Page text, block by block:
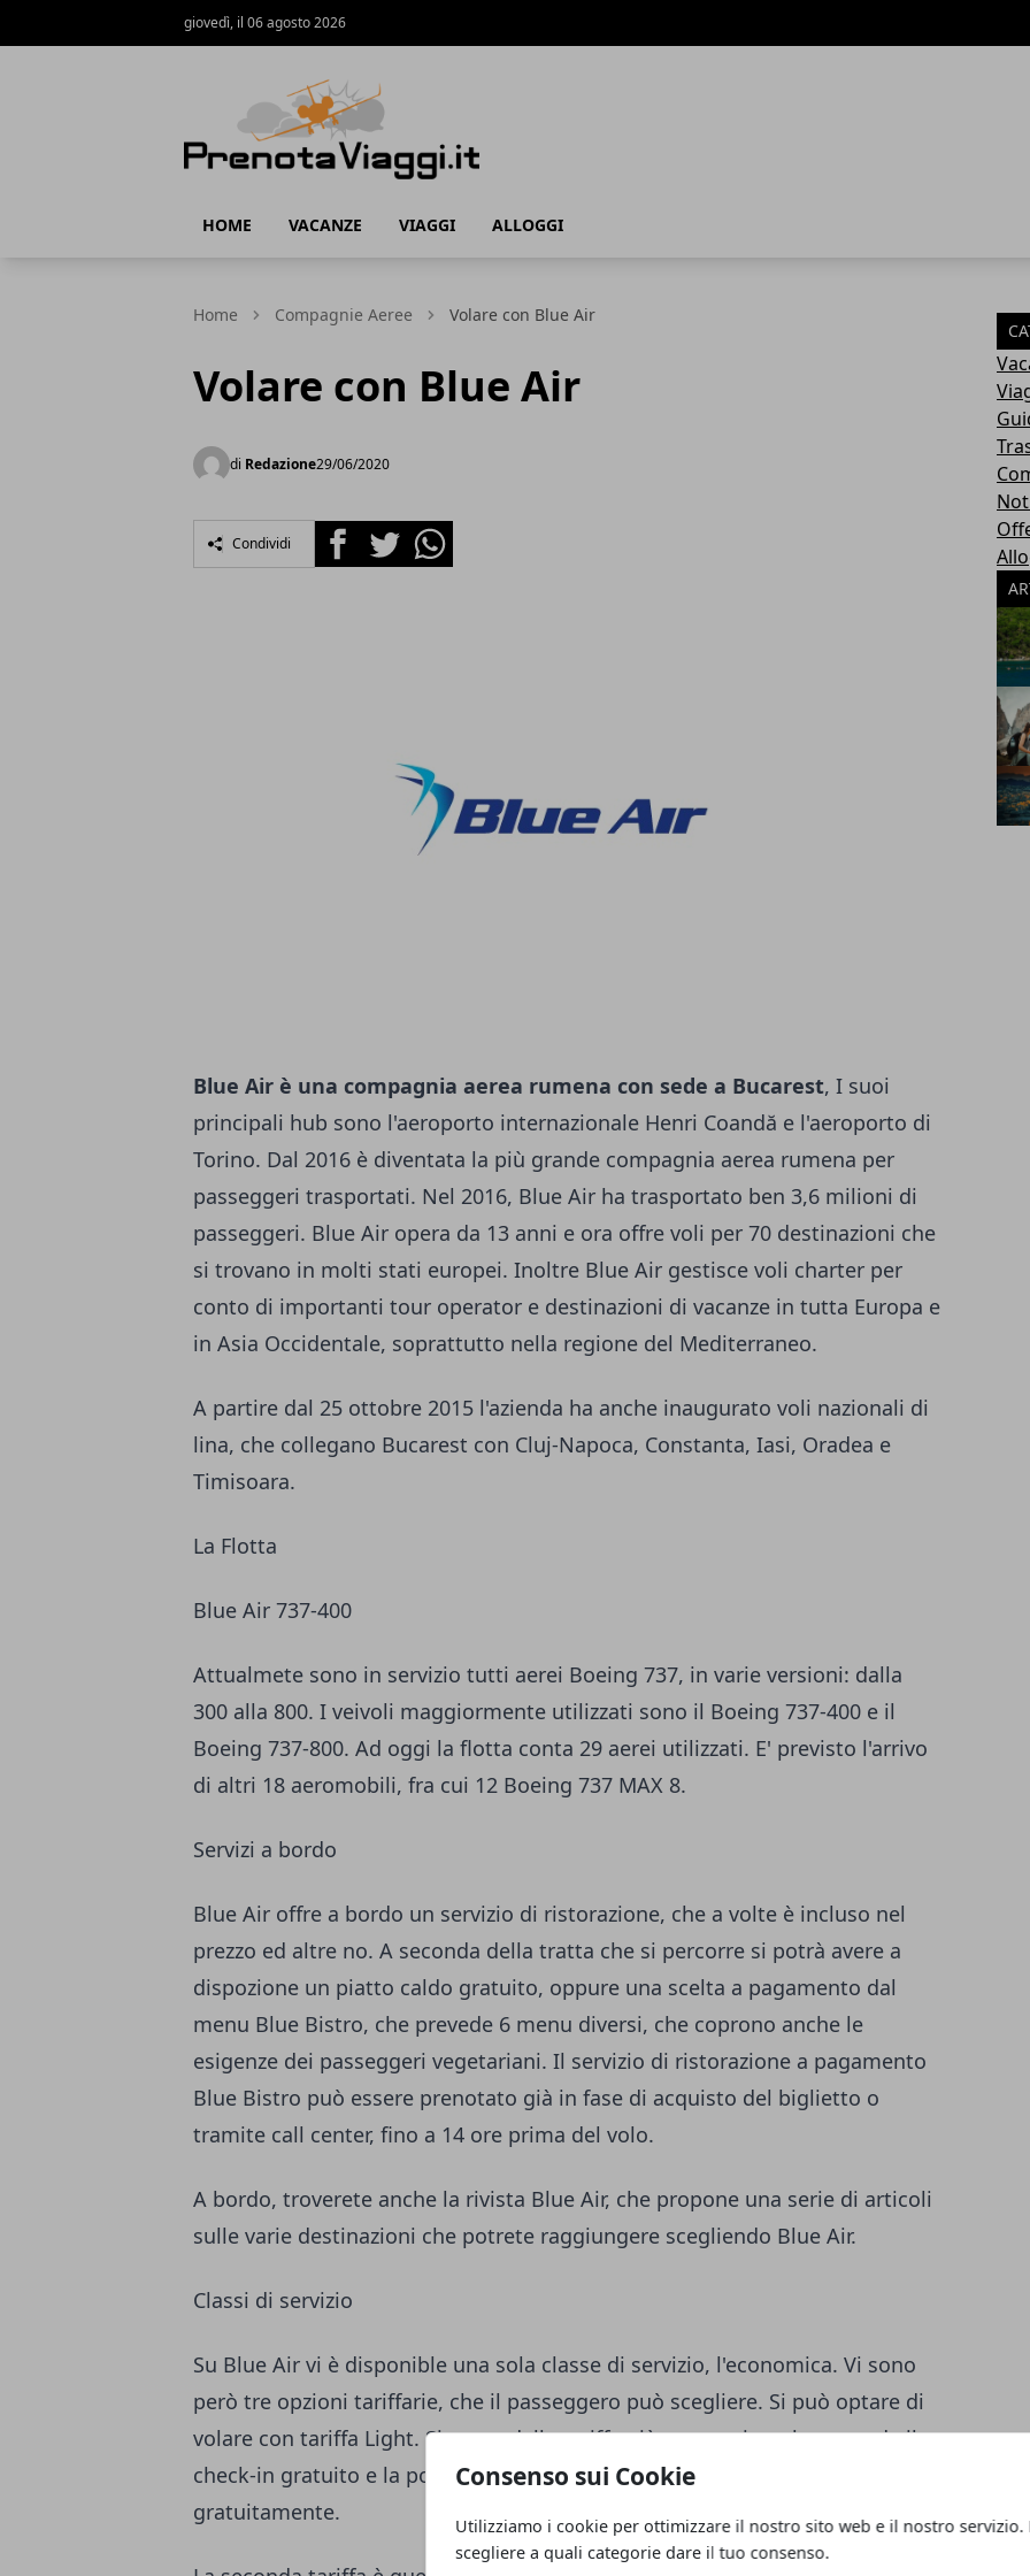
Consenso sui Cookie
Utilizziamo i cookie per ottimizzare il nostro sito web e il nostro servizio.
scegliere a quali categorie dare il tuo consenso.
giovedì, il 06 agosto 2026
HOME VACANZE VIAGGI ALLOGGI
Home Compagnie Aeree Volare con Blue Air
Volare con Blue Air
di Redazione29/06/2020
Condividi FacebookTwitterWhatsapp
Blue Air è una compagnia aerea rumena con sede a Bucarest, I suoi
principali hub sono l'aeroporto internazionale Henri Coandă e l'aeroporto di
Torino. Dal 2016 è diventata la più grande compagnia aerea rumena per
passeggeri trasportati. Nel 2016, Blue Air ha trasportato ben 3,6 milioni di
passeggeri. Blue Air opera da 13 anni e ora offre voli per 70 destinazioni che
si trovano in molti stati europei. Inoltre Blue Air gestisce voli charter per
conto di importanti tour operator e destinazioni di vacanze in tutta Europa e
in Asia Occidentale, soprattutto nella regione del Mediterraneo.
A partire dal 25 ottobre 2015 l'azienda ha anche inaugurato voli nazionali di
lina, che collegano Bucarest con Cluj-Napoca, Constanta, Iasi, Oradea e
Timisoara.
La Flotta
Blue Air 737-400
Attualmete sono in servizio tutti aerei Boeing 737, in varie versioni: dalla
300 alla 800. I veivoli maggiormente utilizzati sono il Boeing 737-400 e il
Boeing 737-800. Ad oggi la flotta conta 29 aerei utilizzati. E' previsto l'arrivo
di altri 18 aeromobili, fra cui 12 Boeing 737 MAX 8.
Servizi a bordo
Blue Air offre a bordo un servizio di ristorazione, che a volte è incluso nel
prezzo ed altre no. A seconda della tratta che si percorre si potrà avere a
dispozione un piatto caldo gratuito, oppure una scelta a pagamento dal
menu Blue Bistro, che prevede 6 menu diversi, che coprono anche le
esigenze dei passeggeri vegetariani. Il servizio di ristorazione a pagamento
Blue Bistro può essere prenotato già in fase di acquisto del biglietto o
tramite call center, fino a 14 ore prima del volo.
A bordo, troverete anche la rivista Blue Air, che propone una serie di articoli
sulle varie destinazioni che potrete raggiungere scegliendo Blue Air.
Classi di servizio
Su Blue Air vi è disponible una sola classe di servizio, l'economica. Vi sono
però tre opzioni tariffarie, che il passeggero può scegliere. Si può optare di
volare con tariffa Light. Si tratta della tariffa più economica, che prevede il
check-in gratuito e la possibilità di trasportare solo il bagaglio a mano
gratuitamente.